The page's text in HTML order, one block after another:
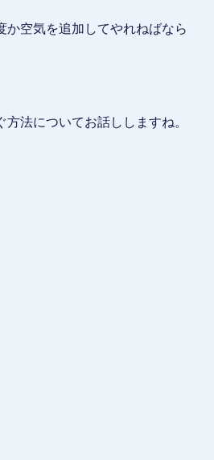
空気を追加してやれねばなら
法についてお話ししますね。